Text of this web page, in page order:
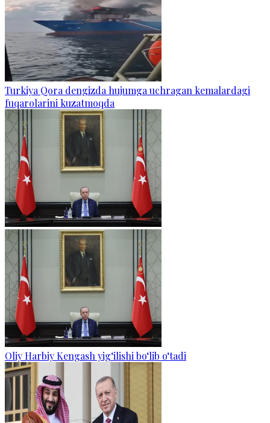
Turkiya Qora dengizda hujumga uchragan kemalardagi
fuqarolarini kuzatmoqda
Oliy Harbiy Kengash yig‘ilishi bo‘lib o‘tadi